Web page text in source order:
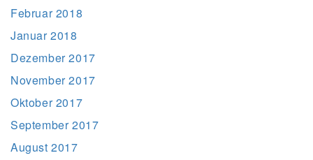
Februar 2018
Januar 2018
Dezember 2017
November 2017
Oktober 2017
September 2017
August 2017